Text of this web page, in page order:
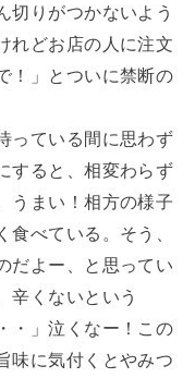
切りがつかないよう
れどお店の人に注文
！」とついに禁断の
っている間に思わず
すると、相変わらず
うまい！相方の様子
食べている。そう、
だよー、と思ってい
辛くないという
・」泣くなー！この
味に気付くとやみつ